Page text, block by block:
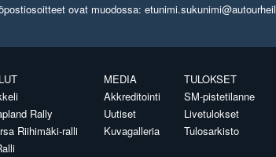
ovat muodossa:
Rally
Riihimäki-ralli
MEDIA
Akkreditointi
Uutiset
Kuvagalleria
TULOKSET
SM-pistetilanne
Livetulokset
Tulosarkisto